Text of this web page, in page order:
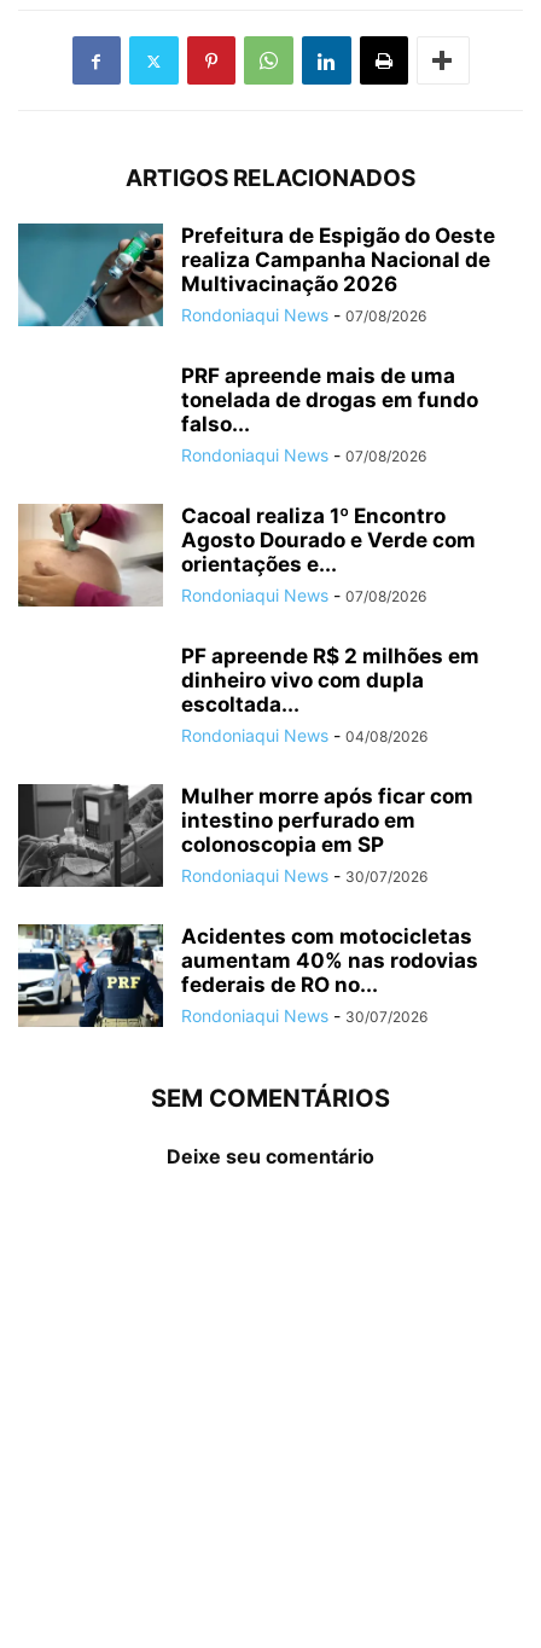
ARTIGOS RELACIONADOS
Prefeitura de Espigão do Oeste
realiza Campanha Nacional de
Multivacinação 2026
Rondoniaqui News - 07/08/2026
PRF apreende mais de uma
tonelada de drogas em fundo
falso...
Rondoniaqui News - 07/08/2026
Cacoal realiza 1º Encontro
Agosto Dourado e Verde com
orientações e...
Rondoniaqui News - 07/08/2026
PF apreende R$ 2 milhões em
dinheiro vivo com dupla
escoltada...
Rondoniaqui News - 04/08/2026
Mulher morre após ficar com
intestino perfurado em
colonoscopia em SP
Rondoniaqui News - 30/07/2026
Acidentes com motocicletas
aumentam 40% nas rodovias
federais de RO no...
Rondoniaqui News - 30/07/2026
SEM COMENTÁRIOS
Deixe seu comentário